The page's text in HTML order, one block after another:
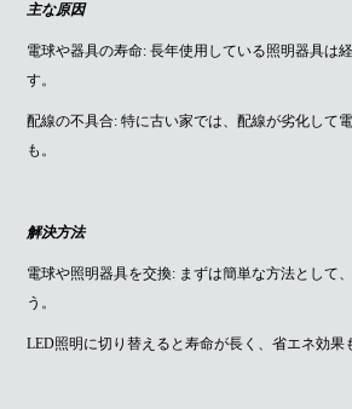
主な原因
電球や器具の寿命: 長年使用している照明器具は
す。
配線の不具合: 特に古い家では、配線が劣化して
も。
解決方法
電球や照明器具を交換: まずは簡単な方法として
う。
LED照明に切り替えると寿命が長く、省エネ効果